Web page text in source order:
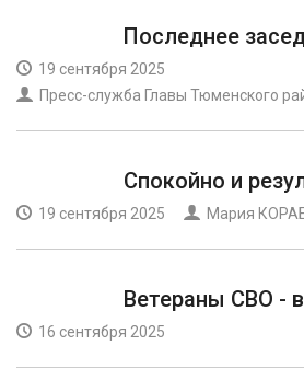
Последнее
19 сентября 2025
Пресс-служба Главы Тюменского
Спокойно и
19 сентября 2025 Мария
Ветераны СВО -
16 сентября 2025